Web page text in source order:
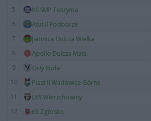
5
KS SMP Tuszyma
6
Atut II Podborze
7
Jamnica Dulcza Wielka
8
Apollo Dulcza Mała
9
Orły Ruda
10
Piast II Wadowice Górne
11
LKS Wierzchowiny
12
KS Zgórsko